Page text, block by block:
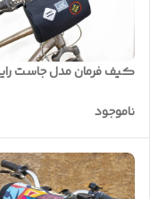
کیف فرمان مدل جاست
ناموجود